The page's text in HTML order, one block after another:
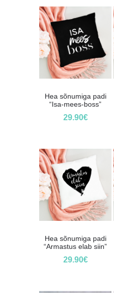
Hea sõnumiga padi
“Isa-mees-boss”
29.90€
Hea sõnumiga padi
“Armastus elab siin”
29.90€